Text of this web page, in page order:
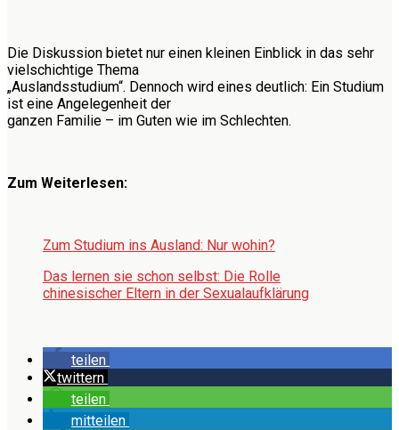
Die Diskussion bietet nur einen kleinen Einblick in das sehr
vielschichtige Thema
„Auslandsstudium“. Dennoch wird eines deutlich: Ein Studium
ist eine Angelegenheit der
ganzen Familie – im Guten wie im Schlechten.
Zum Weiterlesen:
Zum Studium ins Ausland: Nur wohin?
Das lernen sie schon selbst: Die Rolle
chinesischer Eltern in der Sexualaufklärung
teilen
twittern
teilen
mitteilen